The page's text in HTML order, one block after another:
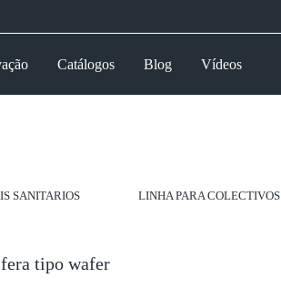
Catálogos Blog Vídeos
SANITARIOS LINHA PARA COLECTIVOS
tipo wafer